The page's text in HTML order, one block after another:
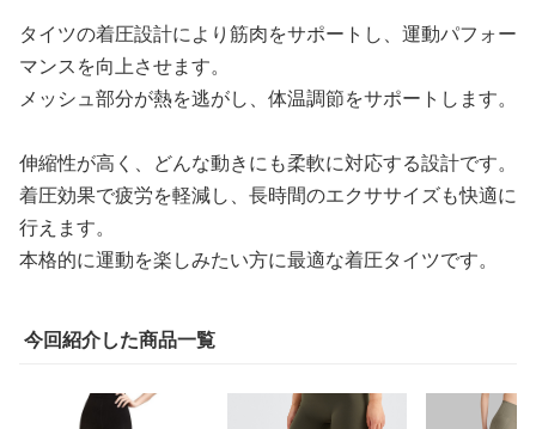
タイツの着圧設計により筋肉をサポートし、運動パフォー
マンスを向上させます。
メッシュ部分が熱を逃がし、体温調節をサポートします。
伸縮性が高く、どんな動きにも柔軟に対応する設計です。
着圧効果で疲労を軽減し、長時間のエクササイズも快適に
行えます。
本格的に運動を楽しみたい方に最適な着圧タイツです。
今回紹介した商品一覧